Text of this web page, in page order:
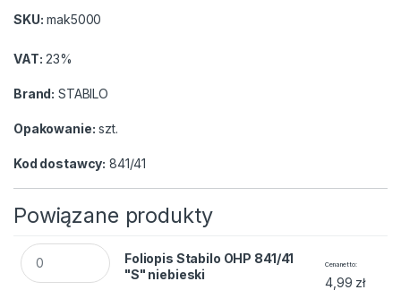
SKU: mak5000
VAT: 23%
Brand: STABILO
Opakowanie: szt.
Kod dostawcy: 841/41
Powiązane produkty
Foliopis Stabilo OHP 841/41 "S" niebieski quantity
Foliopis Stabilo OHP 841/41
"S" niebieski
Cena netto
4,99 zł